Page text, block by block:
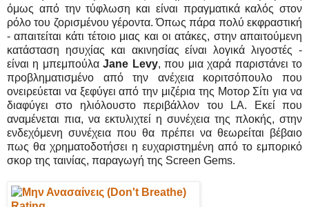
όμως από την τύφλωση και είναι πραγματικά καλός στον
ρόλο του ζορισμένου γέροντα. Όπως πάρα πολύ εκφραστική
- απαιτείται κάτι τέτοιο μιας και οι ατάκες, στην απαιτούμενη
κατάσταση ησυχίας και ακινησίας είναι λογικά λιγοστές -
είναι η μπεμπούλαJane Levy, που μια χαρά παριστάνει το
προβληματισμένο από την ανέχεια κοριτσόπουλο που
ονειρεύεται να ξεφύγει από την μιζέρια της Μοτορ Σίτι για να
διαφύγει στο ηλιόλουστο περιβάλλον του LA. Εκεί που
αναμένεται πια, να εκτυλιχτεί η συνέχεια της πλοκής, στην
ενδεχόμενη συνέχεια που θα πρέπει να θεωρείται βέβαιο
πως θα χρηματοδοτήσει η ευχαριστημένη από το εμπορικό
σκορ της ταινίας, παραγωγή της Screen Gems.